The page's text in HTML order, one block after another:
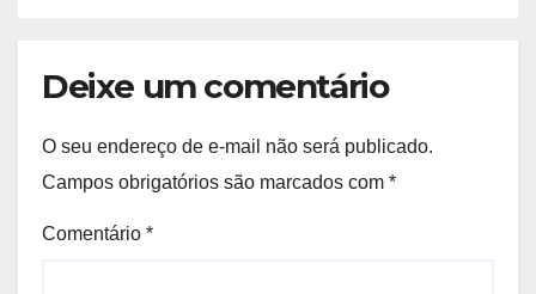
Deixe um comentário
O seu endereço de e-mail não será publicado.
Campos obrigatórios são marcados com *
Comentário *